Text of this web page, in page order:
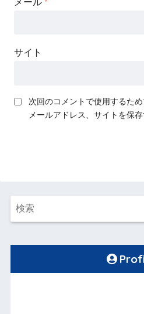
サイト
次回のコメントで使用するた
メールアドレス、サイトを保存